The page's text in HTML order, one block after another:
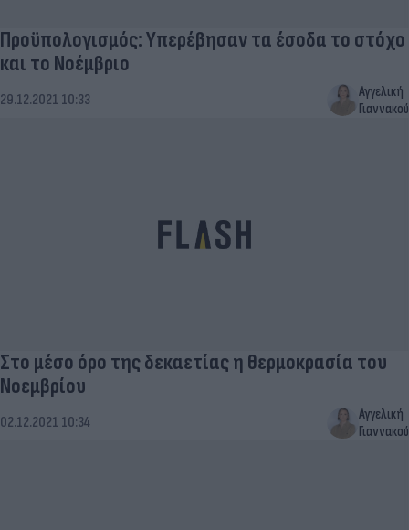
Προϋπολογισμός: Υπερέβησαν τα έσοδα το στόχο
και το Νοέμβριο
29.12.2021 10:33
Αγγελική
Γιαννακού
Στο μέσο όρο της δεκαετίας η θερμοκρασία του
Νοεμβρίου
02.12.2021 10:34
Αγγελική
Γιαννακού